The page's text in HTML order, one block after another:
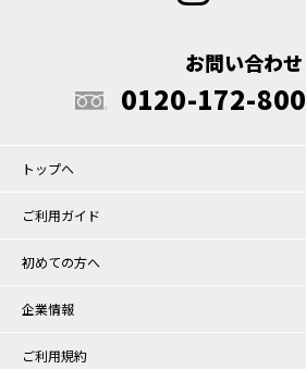
お問い合わせ
0120-172-800
トップへ
ご利用ガイド
初めての方へ
企業情報
ご利用規約